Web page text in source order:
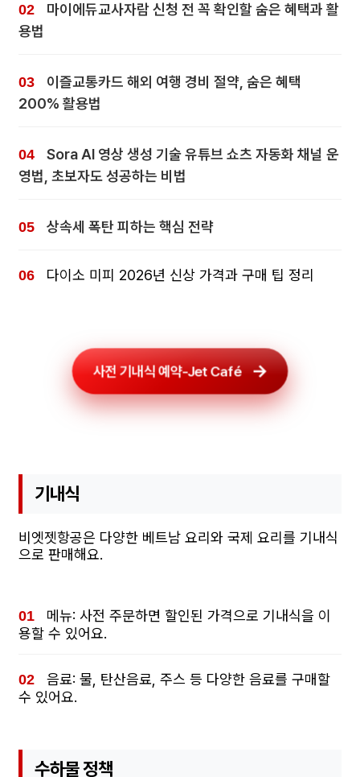
마이에듀교사자람 신청 전 꼭 확인할 숨은 혜택과 활
용법
이즐교통카드 해외 여행 경비 절약, 숨은 혜택
200% 활용법
Sora AI 영상 생성 기술 유튜브 쇼츠 자동화 채널 운
영법, 초보자도 성공하는 비법
상속세 폭탄 피하는 핵심 전략
다이소 미피 2026년 신상 가격과 구매 팁 정리
사전 기내식 예약-Jet Café
기내식
비엣젯항공은 다양한 베트남 요리와 국제 요리를 기내식
으로 판매해요.
메뉴: 사전 주문하면 할인된 가격으로 기내식을 이
용할 수 있어요.
음료: 물, 탄산음료, 주스 등 다양한 음료를 구매할
수 있어요.
수하물 정책